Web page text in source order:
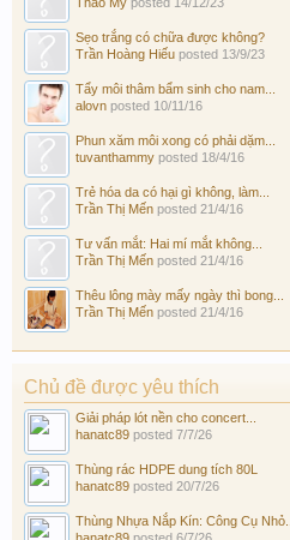
Sẹo trắng có chữa được không?
Trần Hoàng Hiếu posted 13/9/23
Tẩy môi thâm bẩm sinh cho nam...
alovn posted 10/11/16
Phun xăm môi xong có phải dặm...
tuvanthammy posted 18/4/16
Trẻ hóa da có hại gì không, làm...
Trần Thị Mến posted 21/4/16
Tư vấn mắt: Hai mí mắt không...
Trần Thị Mến posted 21/4/16
Thêu lông mày mấy ngày thì bong...
Trần Thị Mến posted 21/4/16
Chủ đề được yêu thích
Giải pháp lót nền cho concert...
hanatc89 posted 7/7/26
Thùng rác HDPE dung tích 80L
hanatc89 posted 20/7/26
Thùng Nhựa Nắp Kín: Công Cụ Nhỏ...
hanatc89 posted 6/7/26